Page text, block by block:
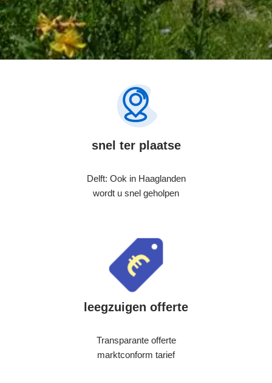
snel ter plaatse
Delft: Ook in Haaglanden
wordt u snel geholpen
leegzuigen offerte
Transparante offerte
marktconform tarief